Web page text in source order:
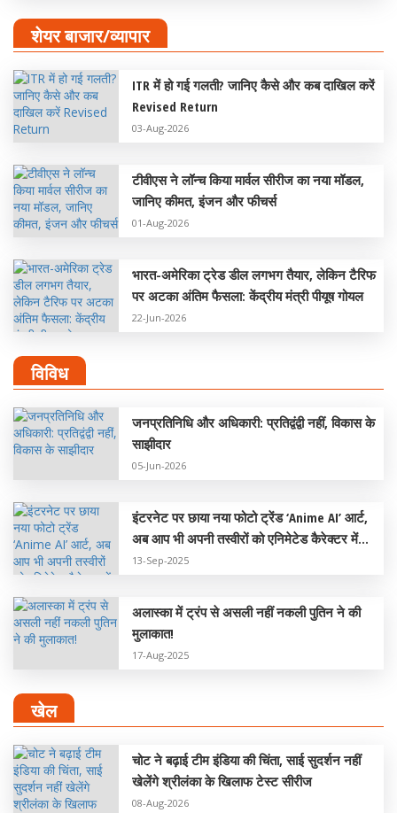
शेयर बाजार/व्यापार
ITR में हो गई गलती? जानिए कैसे और कब दाखिल करें
Revised Return
03-Aug-2026
टीवीएस ने लॉन्च किया मार्वल सीरीज का नया मॉडल,
जानिए कीमत, इंजन और फीचर्स
01-Aug-2026
भारत-अमेरिका ट्रेड डील लगभग तैयार, लेकिन टैरिफ
पर अटका अंतिम फैसला: केंद्रीय मंत्री पीयूष गोयल
22-Jun-2026
विविध
जनप्रतिनिधि और अधिकारी: प्रतिद्वंद्वी नहीं, विकास के
साझीदार
05-Jun-2026
इंटरनेट पर छाया नया फोटो ट्रेंड ‘Anime AI’ आर्ट,
अब आप भी अपनी तस्वीरों को एनिमेटेड कैरेक्टर में
बदलें!
13-Sep-2025
अलास्का में ट्रंप से असली नहीं नकली पुतिन ने की
मुलाकात!
17-Aug-2025
खेल
चोट ने बढ़ाई टीम इंडिया की चिंता, साई सुदर्शन नहीं
खेलेंगे श्रीलंका के खिलाफ टेस्ट सीरीज
08-Aug-2026